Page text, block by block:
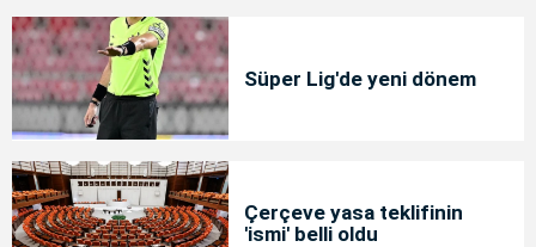
Süper Lig'de yeni dönem
Çerçeve yasa teklifinin
'ismi' belli oldu